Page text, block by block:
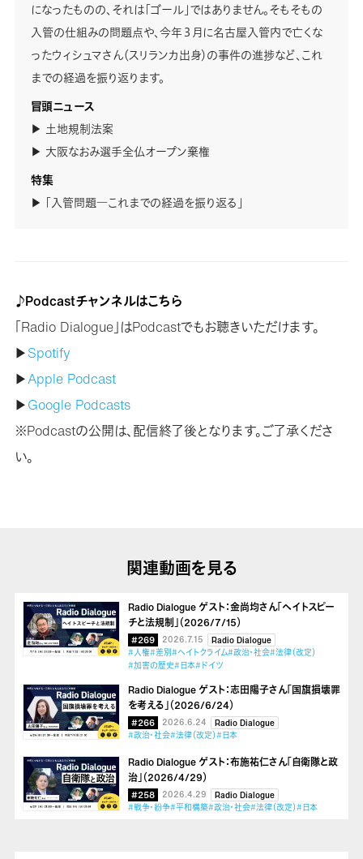
になったものの、それは「ゴール」ではありません。そもそもの
入管の仕組みの問題点や、今年３月に名古屋入管内で亡くな
ったウィシュマさん（スリランカ出身）の事件の進捗など、これ
までの経過を振り返ります。
冒頭ニュース
▶ 土地規制法案
▶ 大阪なおみ選手全仏オープン棄権
特集
▶ 「入管問題―これまでの経過を振り返る」
♪Podcastチャンネルはこちら
「Radio Dialogue」はPodcastでもお聴きいただけます。
▶Spotify
▶Apple Podcast
▶Google Podcasts
※Podcastの公開は、配信終了後となります。ご了承くださ
い。
関連動画を見る
Radio Dialogue ゲスト：金尚均さん「ヘイトスピー
チと法規制」（2026/7/15）
#269 2026.7.15
Radio Dialogue
#人権#差別#ヘイトクライム#政治・社会#法律（改定）
#加害の歴史#日本#ドイツ
Radio Dialogue ゲスト：志田陽子さん「国旗損壊罪
を考える」（2026/6/24）
#266 2026.6.24
Radio Dialogue
#政治・社会#法律（改定）#日本
Radio Dialogue ゲスト：布施祐仁さん「自衛隊と政
治」（2026/4/29）
#258 2026.4.29
Radio Dialogue
#戦争・紛争#平和構築#政治・社会#法律（改定）#日本